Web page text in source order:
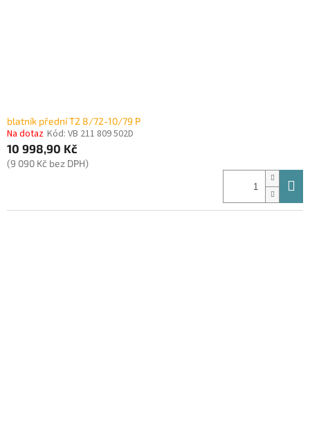
blatník přední T2 8/72-10/79 P
Na dotaz Kód: VB 211 809 502D
10 998,90 Kč
(9 090 Kč bez DPH)